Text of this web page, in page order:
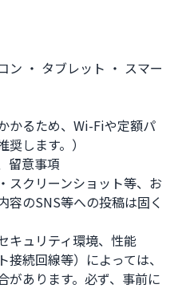
・ タブレット ・ スマー
かるため、Wi-Fiや定額パ
します。）
留意事項
スクリーンショット等、お
容のSNS等への投稿は固く
キュリティ環境、性能
接続回線等）によっては、
があります。必ず、事前に